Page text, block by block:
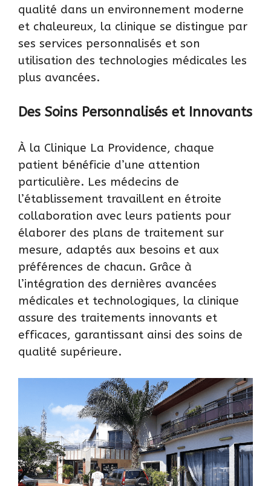
qualité dans un environnement moderne
et chaleureux, la clinique se distingue par
ses services personnalisés et son
utilisation des technologies médicales les
plus avancées.
Des Soins Personnalisés et Innovants
À la Clinique La Providence, chaque
patient bénéficie d’une attention
particulière. Les médecins de
l’établissement travaillent en étroite
collaboration avec leurs patients pour
élaborer des plans de traitement sur
mesure, adaptés aux besoins et aux
préférences de chacun. Grâce à
l’intégration des dernières avancées
médicales et technologiques, la clinique
assure des traitements innovants et
efficaces, garantissant ainsi des soins de
qualité supérieure.